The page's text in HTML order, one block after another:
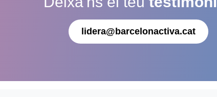
lidera@barcelonactiva.cat